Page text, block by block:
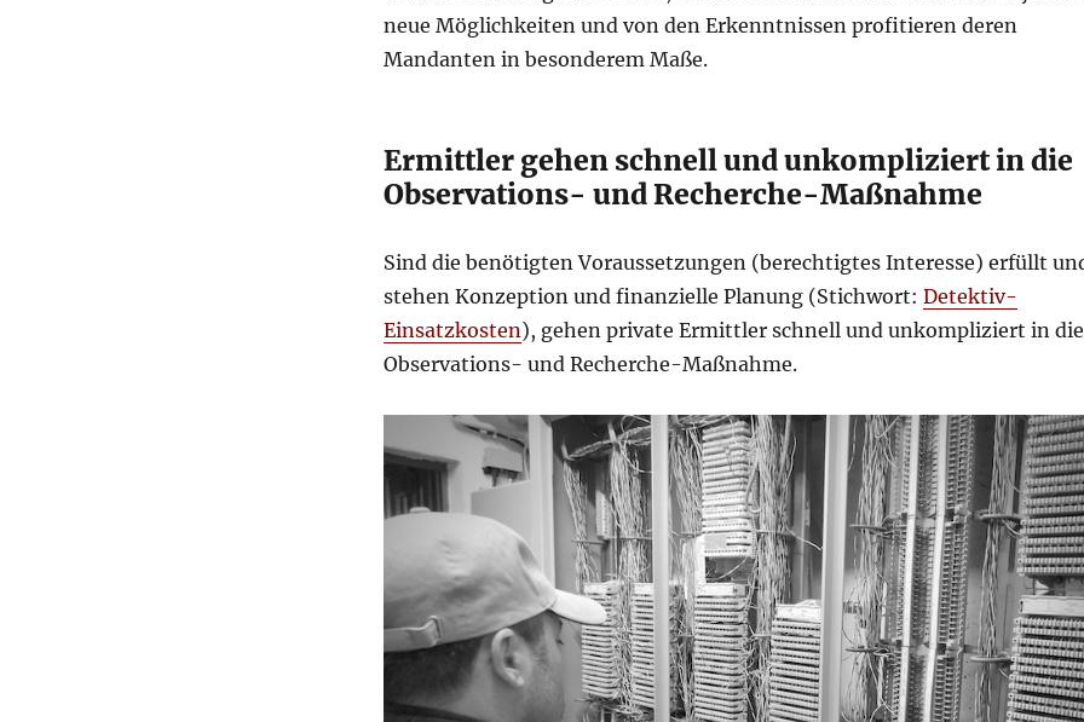
neue Möglichkeiten und von den Erkenntnissen profitieren deren
Mandanten in besonderem Maße.
Ermittler gehen schnell und unkompliziert in die
Observations- und Recherche-Maßnahme
Sind die benötigten Voraussetzungen (berechtigtes Interesse) erfüllt
stehen Konzeption und finanzielle Planung (Stichwort: Detektiv-
Einsatzkosten), gehen private Ermittler schnell und unkompliziert in die
Observations- und Recherche-Maßnahme.